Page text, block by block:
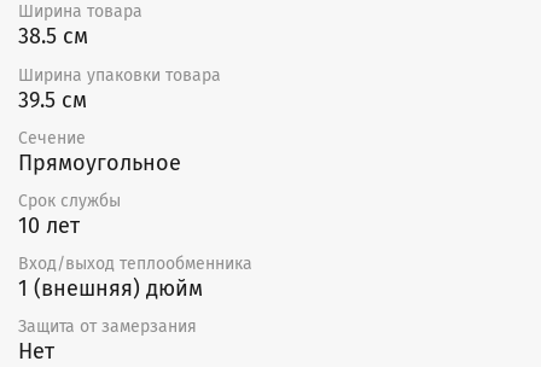
Ширина товара
38.5 см
Ширина упаковки товара
39.5 см
Сечение
Прямоугольное
Срок службы
10 лет
Вход/выход теплообменника
1 (внешняя) дюйм
Защита от замерзания
Нет